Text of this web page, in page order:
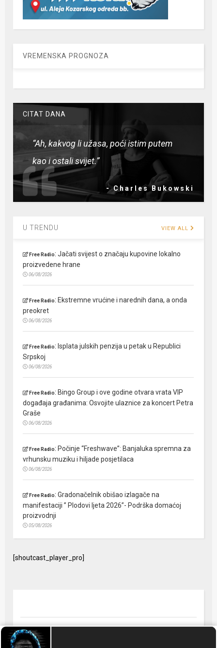
VREMENSKA PROGNOZA
CITAT DANA
“Ah, kakvog li užasa, poći istim putem
kao i ostali svijet.”
- Charles Bukowski
U TRENDU VIEW ALL
Free Radio:Jačati svijest o značaju kupovine lokalno
proizvedene hrane
06/08/2026
Free Radio: Ekstremne vrućine i narednih dana, a onda
preokret
06/08/2026
Free Radio: Isplata julskih penzija u petak u Republici
Srpskoj
06/08/2026
Free Radio: Bingo Group i ove godine otvara vrata VIP
događaja građanima: Osvojite ulaznice za koncert Petra
Graše
06/08/2026
Free Radio: Počinje “Freshwave”: Banjaluka spremna za
vrhunsku muziku i hiljade posjetilaca
06/08/2026
Free Radio:Gradonačelnik obišao izlagače na
manifestaciji ” Plodovi ljeta 2026”- Podrška domaćoj
proizvodnji
05/08/2026
[shoutcast_player_pro]